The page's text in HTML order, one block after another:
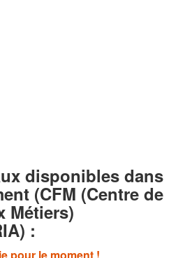
disponibles dans
(CFM (Centre de
Métiers)
:
pour le moment !